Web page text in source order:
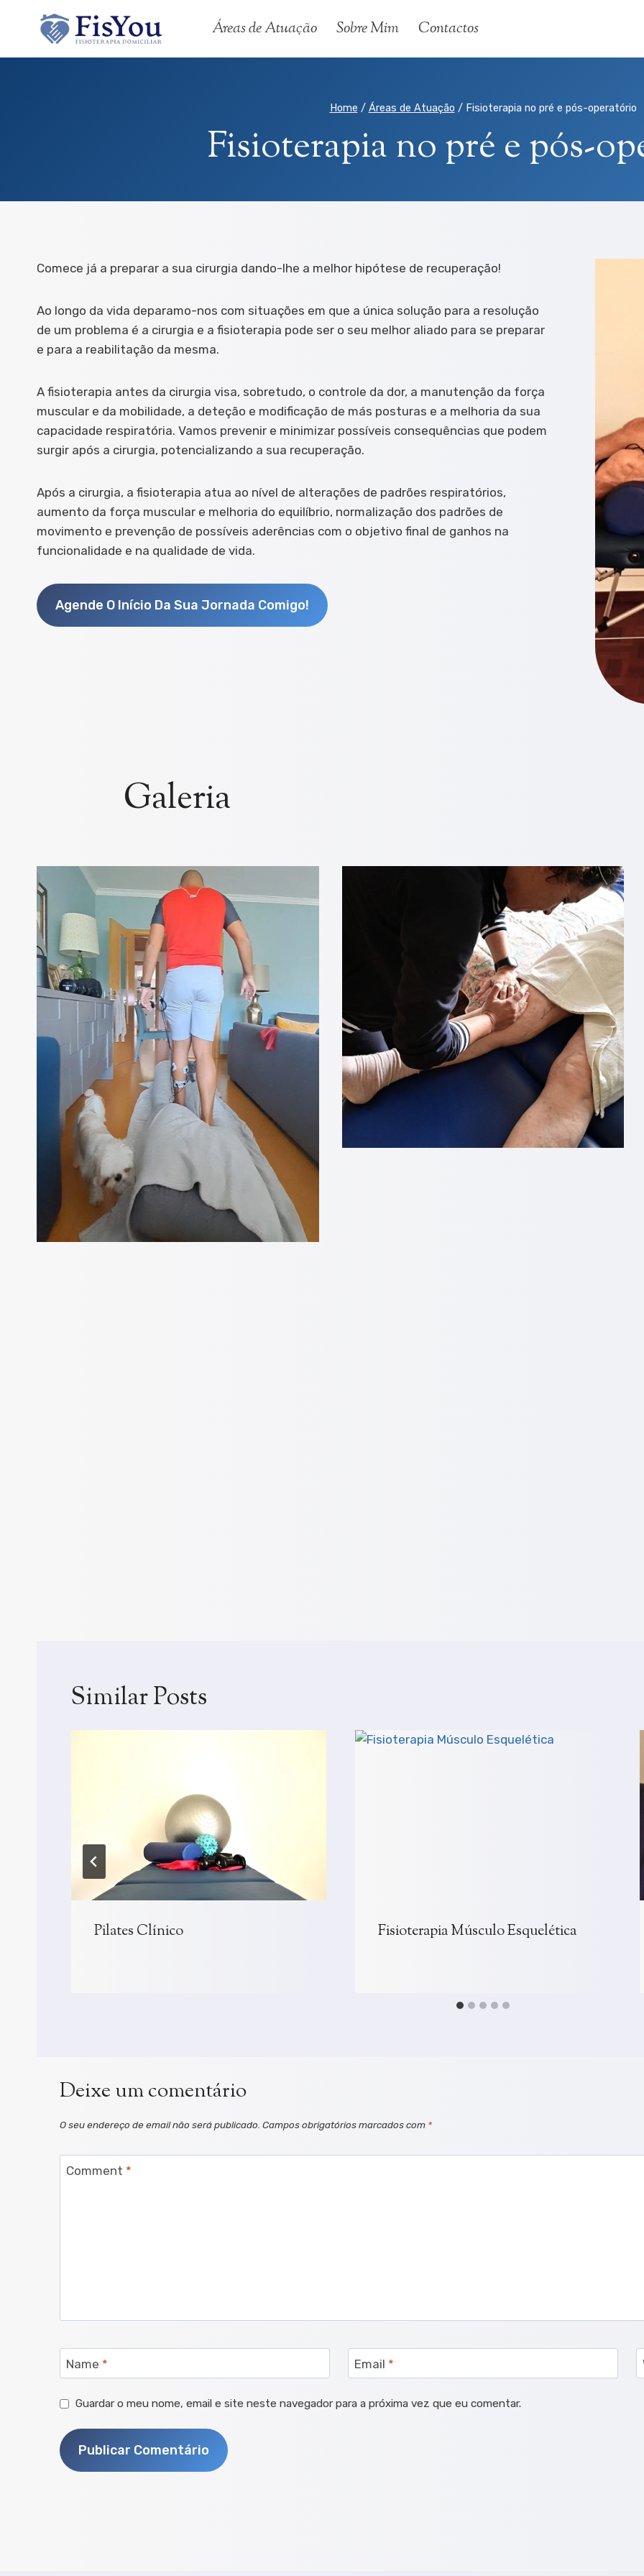
Áreas de Atuação Sobre Mim Contactos
Home / Áreas de Atuação / Fisioterapia no pré e pós-operatório
Fisioterapia no pré e pós-
Comece já a preparar a sua cirurgia dando-lhe a melhor hipótese de recuperação!
Ao longo da vida deparamo-nos com situações em que a única solução para a resolução
de um problema é a cirurgia e a fisioterapia pode ser o seu melhor aliado para se preparar
e para a reabilitação da mesma.
A fisioterapia antes da cirurgia visa, sobretudo, o controle da dor, a manutenção da força
muscular e da mobilidade, a deteção e modificação de más posturas e a melhoria da sua
capacidade respiratória. Vamos prevenir e minimizar possíveis consequências que podem
surgir após a cirurgia, potencializando a sua recuperação.
Após a cirurgia, a fisioterapia atua ao nível de alterações de padrões respiratórios,
aumento da força muscular e melhoria do equilíbrio, normalização dos padrões de
movimento e prevenção de possíveis aderências com o objetivo final de ganhos na
funcionalidade e na qualidade de vida.
Agende O Início Da Sua Jornada Comigo!
Galeria
Similar Posts
Pilates Clínico Fisioterapia Músculo Esquelética
Deixe um comentário
O seu endereço de email não será publicado. Campos obrigatórios marcados com *
Comment *
Name * Email *
Guardar o meu nome, email e site neste navegador para a próxima vez que eu comentar.